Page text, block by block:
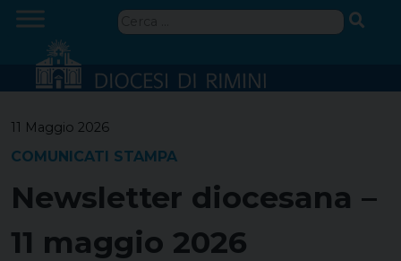
Skip
content
Ricerca
11 Maggio 2026
COMUNICATI STAMPA
Newsletter diocesana –
11 maggio 2026